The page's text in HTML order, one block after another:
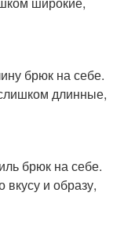
брюк на себе.
длинные,
брюк на себе.
и образу,